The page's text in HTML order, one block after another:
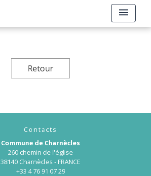
menu
Retour
Contacts
Commune de Charnècles
260 chemin de l'église
38140 Charnècles - FRANCE
+33 4 76 91 07 29